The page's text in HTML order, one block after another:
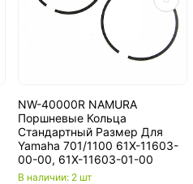
NW-40000R NAMURA
Поршневые Кольца
Стандартный Размер Для
Yamaha 701/1100 61X-11603-
00-00, 61X-11603-01-00
В наличии: 2 шт